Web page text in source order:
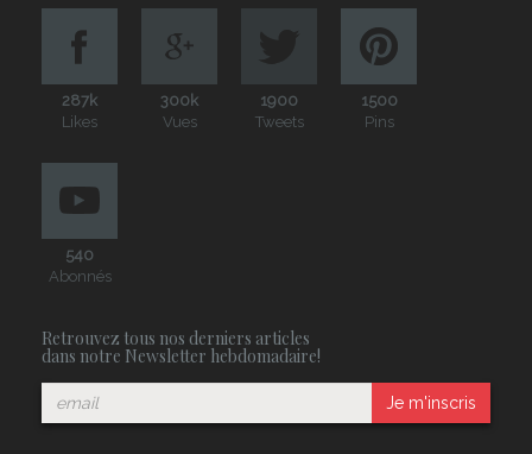
287k
Likes
300k
Vues
1900
Tweets
1500
Pins
540
Abonnés
Retrouvez tous nos derniers articles
dans notre Newsletter hebdomadaire!
Je m'inscris